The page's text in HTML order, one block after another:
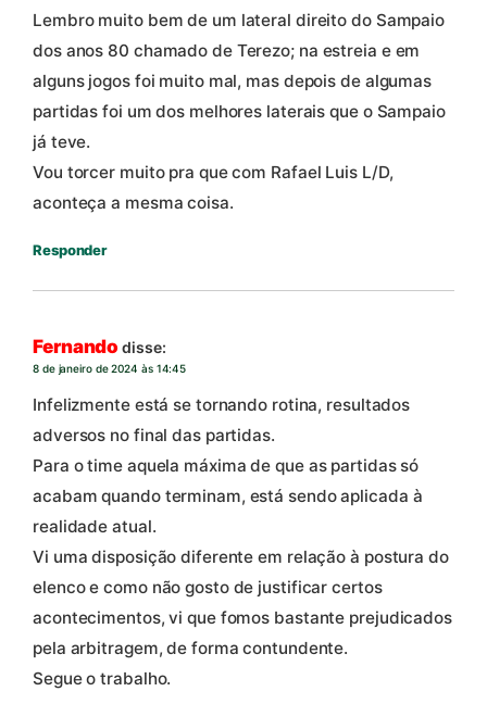
Lembro muito bem de um lateral direito do Sampaio
dos anos 80 chamado de Terezo; na estreia e em
alguns jogos foi muito mal, mas depois de algumas
partidas foi um dos melhores laterais que o Sampaio
já teve.
Vou torcer muito pra que com Rafael Luis L/D,
aconteça a mesma coisa.
Responder
Fernando disse:
8 de janeiro de 2024 às 14:45
Infelizmente está se tornando rotina, resultados
adversos no final das partidas.
Para o time aquela máxima de que as partidas só
acabam quando terminam, está sendo aplicada à
realidade atual.
Vi uma disposição diferente em relação à postura do
elenco e como não gosto de justificar certos
acontecimentos, vi que fomos bastante prejudicados
pela arbitragem, de forma contundente.
Segue o trabalho.